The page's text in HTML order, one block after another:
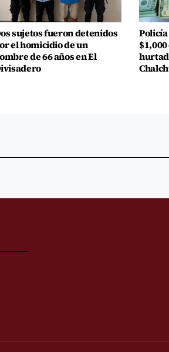
sujetos fueron detenidos
el homicidio de un
de 66 años en El